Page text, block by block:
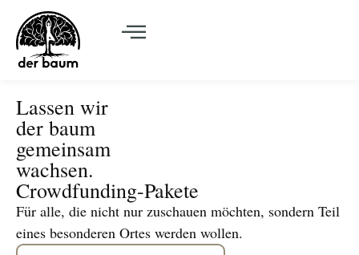
Lassen wir
der baum
gemeinsam
wachsen.
Crowdfunding-Pakete
Für alle, die nicht nur zuschauen möchten, sondern Teil
eines besonderen Ortes werden wollen.